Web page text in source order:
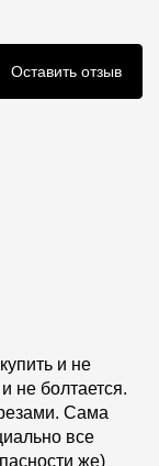
Оставить отзыв
и не
не болтается.
Сама
все
же)